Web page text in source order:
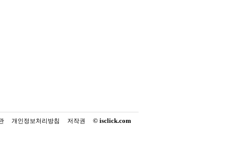
© isclick.com
저작권
개인정보처리방침